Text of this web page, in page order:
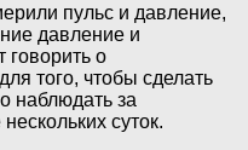
пульс и давление,
давление и
говорить о
того, чтобы сделать
наблюдать за
суток.